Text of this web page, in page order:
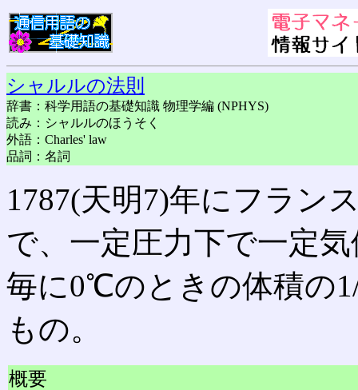
シャルルの法則
辞書：科学用語の基礎知識 物理学編 (NPHYS)
読み：シャルルのほうそく
外語：Charles' law
品詞：名詞
1787(天明7)年にフラン
で、一定圧力下で一定
毎に0℃のときの体積の
もの。
概要